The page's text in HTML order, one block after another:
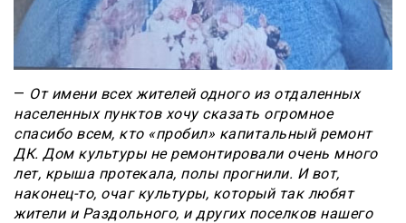
— От имени всех жителей одного из отдаленных
населенных пунктов хочу сказать огромное
спасибо всем, кто «пробил» капитальный ремонт
ДК. Дом культуры не ремонтировали очень много
лет, крыша протекала, полы прогнили. И вот,
наконец-то, очаг культуры, который так любят
жители и Раздольного, и других поселков нашего